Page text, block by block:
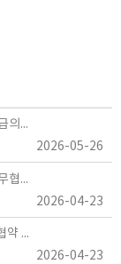
희망둥지협동조합-경기도기숙사-수원덕산병원 응급의료지원 협력
2026-05-26
경기도기숙사, 학교모듈러 국내 1위 ㈜플랜엠과 업무협약 체결
2026-04-23
음성군도시재생지원센터-희망둥지협동조합, 업무협약 체결
2026-04-23